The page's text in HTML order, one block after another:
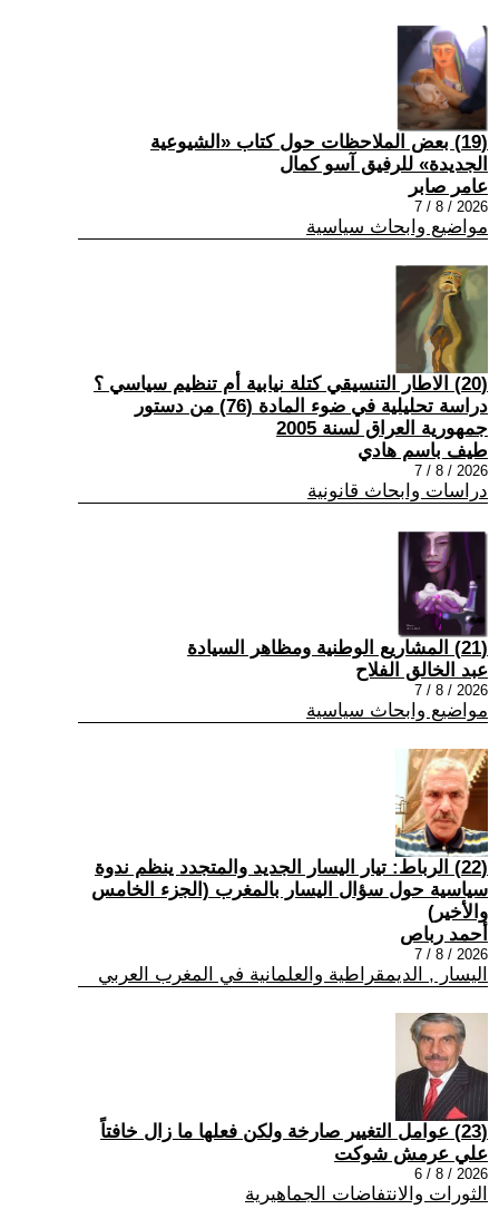
(19) بعض الملاحظات حول كتاب «الشيوعية
الجديدة» للرفيق آسو كمال
عامر صابر
2026 / 8 / 7
مواضيع وابحاث سياسية
(20) الاطار التنسيقي كتلة نيابية أم تنظيم سياسي ؟
دراسة تحليلية في ضوء المادة (76) من دستور
جمهورية العراق لسنة 2005
طيف باسم هادي
2026 / 8 / 7
دراسات وابحاث قانونية
(21) المشاريع الوطنية ومظاهر السيادة
عبد الخالق الفلاح
2026 / 8 / 7
مواضيع وابحاث سياسية
(22) الرباط: تيار اليسار الجديد والمتجدد ينظم ندوة
سياسية حول سؤال اليسار بالمغرب (الجزء الخامس
والأخير)
أحمد رباص
2026 / 8 / 7
اليسار , الديمقراطية والعلمانية في المغرب العربي
(23) عوامل التغيير صارخة ولكن فعلها ما زال خافتاً
علي عرمش شوكت
2026 / 8 / 6
الثورات والانتفاضات الجماهيرية